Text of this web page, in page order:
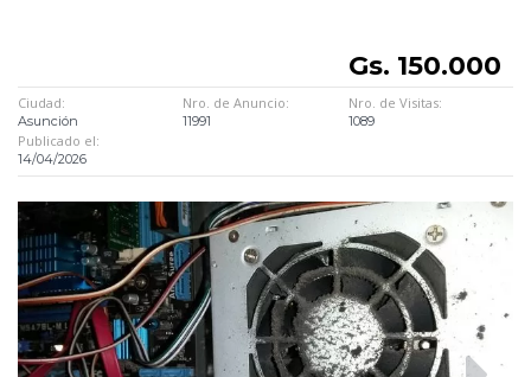
Gs. 150.000
Ciudad:
Asunción
Nro. de Anuncio:
11991
Nro. de Visitas:
1089
Publicado el:
14/04/2026